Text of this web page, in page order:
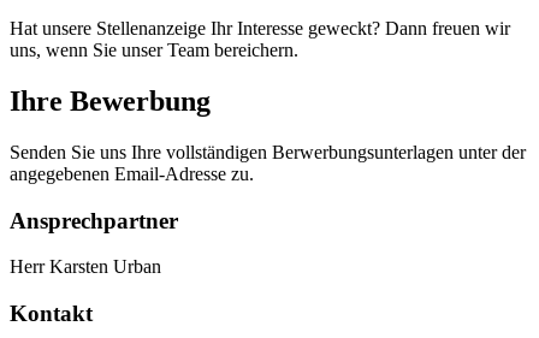
Hat unsere Stellenanzeige Ihr Interesse geweckt? Dann freuen wir
uns, wenn Sie unser Team bereichern.
Ihre Bewerbung
Senden Sie uns Ihre vollständigen Berwerbungsunterlagen unter der
angegebenen Email-Adresse zu.
Ansprechpartner
Herr Karsten Urban
Kontakt